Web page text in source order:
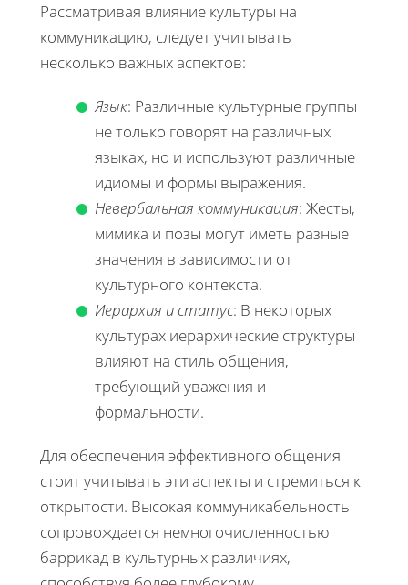
Рассматривая влияние культуры на
коммуникацию, следует учитывать
несколько важных аспектов:
Язык: Различные культурные группы
не только говорят на различных
языках, но и используют различные
идиомы и формы выражения.
Невербальная коммуникация: Жесты,
мимика и позы могут иметь разные
значения в зависимости от
культурного контекста.
Иерархия и статус: В некоторых
культурах иерархические структуры
влияют на стиль общения,
требующий уважения и
формальности.
Для обеспечения эффективного общения
стоит учитывать эти аспекты и стремиться к
открытости. Высокая коммуникабельность
сопровождается немногочисленностью
баррикад в культурных различиях,